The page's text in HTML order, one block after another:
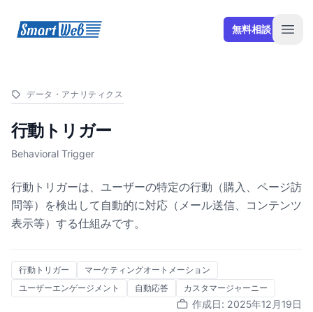
SmartWeb 無料相談
データ・アナリティクス
行動トリガー
Behavioral Trigger
行動トリガーは、ユーザーの特定の行動（購入、ページ訪
問等）を検出して自動的に対応（メール送信、コンテンツ
表示等）する仕組みです。
行動トリガー
マーケティングオートメーション
ユーザーエンゲージメント
自動応答 カスタマージャーニー
作成日: 2025年12月19日